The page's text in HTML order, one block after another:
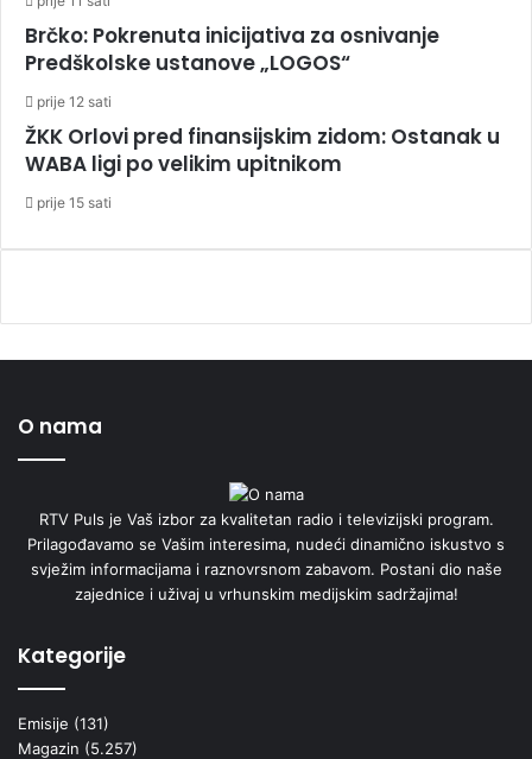
Brčko: Pokrenuta inicijativa za osnivanje
Predškolske ustanove „LOGOS“
prije 12 sati
ŽKK Orlovi pred finansijskim zidom: Ostanak u
WABA ligi po velikim upitnikom
prije 15 sati
O nama
RTV Puls je Vaš izbor za kvalitetan radio i televizijski program.
Prilagođavamo se Vašim interesima, nudeći dinamično iskustvo s
svježim informacijama i raznovrsnom zabavom. Postani dio naše
zajednice i uživaj u vrhunskim medijskim sadržajima!
Kategorije
Emisije (131)
Magazin (5.257)